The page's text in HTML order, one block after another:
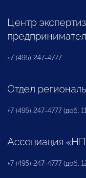
Центр
+7 (495) 247-4777
Отдел
+7 (495) 247-4777 (доб.
Ассоциация
+7 (495) 247-4777 (доб.